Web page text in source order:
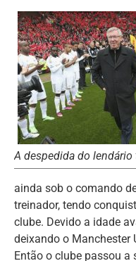
A despedida do lendário
ainda sob o comando
treinador, tendo
clube. Devido a idade
deixando o Manchester
Então o clube passou a